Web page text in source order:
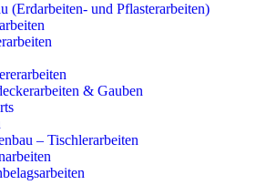
(Erdarbeiten- und Pflasterarbeiten)
& Gauben
– Tischlerarbeiten